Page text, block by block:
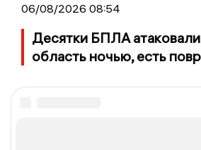
06/08/2026 08:54
Десятки БПЛА
область ночью, есть